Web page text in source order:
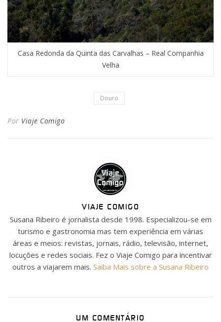
Casa Redonda da Quinta das Carvalhas – Real Companhia
Velha
Douro
Por Viaje Comigo
VIAJE COMIGO
Susana Ribeiro é jornalista desde 1998. Especializou-se em
turismo e gastronomia mas tem experiência em várias
áreas e meios: revistas, jornais, rádio, televisão, internet,
locuções e redes sociais. Fez o Viaje Comigo para incentivar
outros a viajarem mais. Saiba Mais sobre a Susana Ribeiro
UM COMENTÁRIO